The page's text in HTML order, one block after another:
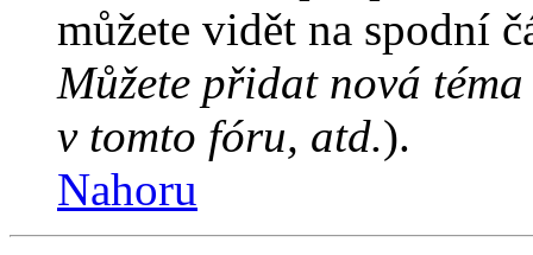
můžete vidět na spodní
Můžete přidat nová
v tomto fóru, atd.).
Nahoru